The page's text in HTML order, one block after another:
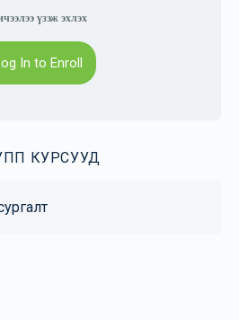
үзэж эхлэх
In to Enroll
КУРСУУД